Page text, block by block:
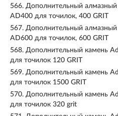
566. Дополнительный
AD400 для точилок, 400 GRIT
567. Дополнительный
AD600 для точилок, 600 GRIT
568. Дополнительный камень
для точилок 120 GRIT
569. Дополнительный камень
для точилок 1500 GRIT
570. Дополнительный камень
для точилок 320 grit